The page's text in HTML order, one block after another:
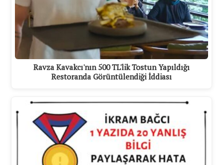
Ravza Kavakcı'nın 500 TL'lik Tostun Yapıldığı
Restoranda Görüntülendiği İddiası